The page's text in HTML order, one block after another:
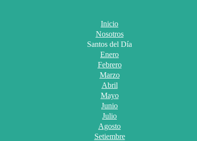
Inicio
Nosotros
Santos del Día
Enero
Febrero
Marzo
Abril
Mayo
Junio
Julio
Agosto
Setiembre